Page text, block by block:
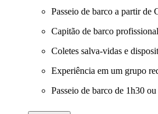
Passeio de barco a partir de
Capitão de barco
Coletes salva-vidas e
Experiência em um grupo
Passeio de barco de 1h30